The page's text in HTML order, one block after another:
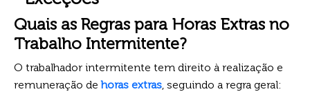
Quais as Regras para Horas Extras no
Trabalho Intermitente?
O trabalhador intermitente tem direito à realização e
remuneração dehoras extras, seguindo a regra geral: